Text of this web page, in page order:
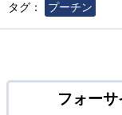
タグ： プーチン
フォー